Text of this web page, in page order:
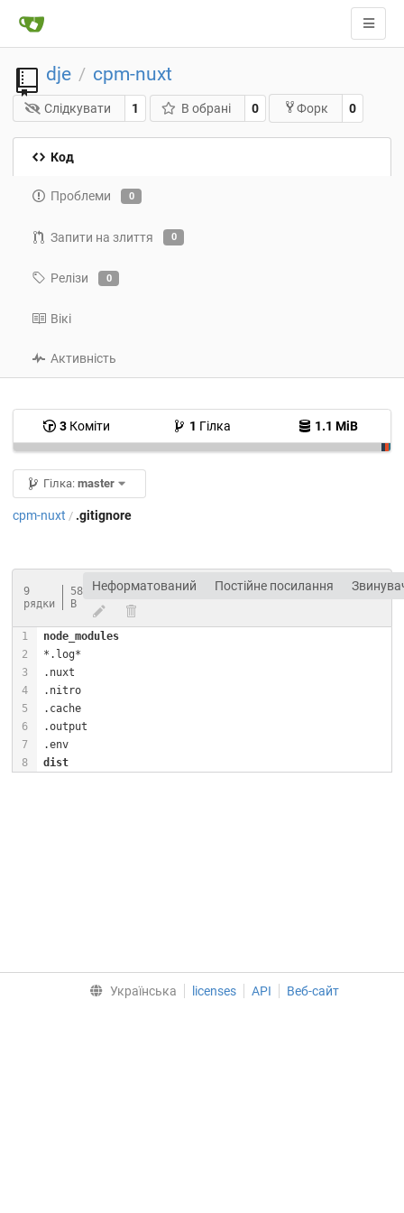
dje / cpm-nuxt
Слідкувати 1 В обрані 0 Форк 0
Код
Проблеми 0
Запити на злиття 0
Релізи 0
Вікі
Активність
3 Коміти 1 Гілка 1.1 MiB
Гілка: master
cpm-nuxt / .gitignore
9
рядки
58
B
Неформатований Постійне посилання
node_modules
* .log
.nuxt
.nitro
.cache
.output
.env
dist
Українська licenses API Веб-сайт